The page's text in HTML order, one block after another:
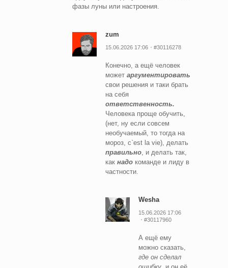
фазы луны или настроения.
zum
15.06.2026 17:06 #30116278
Конечно, а ещё человек
может аргументировать
свои решения и таки брать
на себя
ответственность.
Человека проще обучить,
(нет, ну если совсем
необучаемый, то тогда на
мороз, c`est la vie), делать
правильно , и делать так,
как надо команде и лиду в
частности.
Wesha
15.06.2026 17:06
#30117960
А ещё ему
можно сказать,
где он сделал